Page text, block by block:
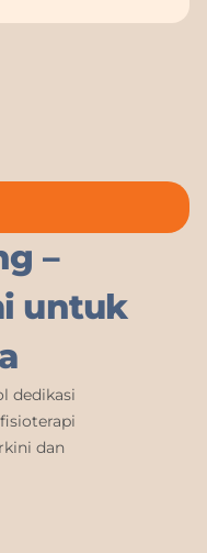
–
untuk
dedikasi
dan